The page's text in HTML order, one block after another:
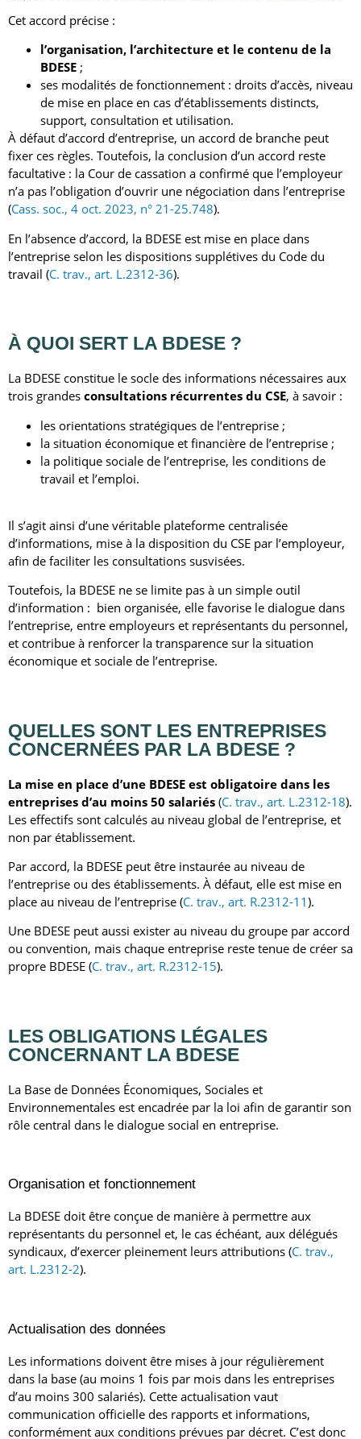
Cet accord précise :
l’organisation, l’architecture et le contenu de la
BDESE ;
ses modalités de fonctionnement : droits d’accès, niveau
de mise en place en cas d’établissements distincts,
support, consultation et utilisation.
À défaut d’accord d’entreprise, un accord de branche peut
fixer ces règles. Toutefois, la conclusion d’un accord reste
facultative : la Cour de cassation a confirmé que l’employeur
n’a pas l’obligation d’ouvrir une négociation dans l’entreprise
(Cass. soc., 4 oct. 2023, n° 21-25.748).
En l’absence d’accord, la BDESE est mise en place dans
l’entreprise selon les dispositions supplétives du Code du
travail (C. trav., art. L.2312-36).
À QUOI SERT LA BDESE ?
La BDESE constitue le socle des informations nécessaires aux
trois grandes consultations récurrentes du CSE, à savoir :
les orientations stratégiques de l’entreprise ;
la situation économique et financière de l’entreprise ;
la politique sociale de l’entreprise, les conditions de
travail et l’emploi.
Il s’agit ainsi d’une véritable plateforme centralisée
d’informations, mise à la disposition du CSE par l’employeur,
afin de faciliter les consultations susvisées.
Toutefois, la BDESE ne se limite pas à un simple outil
d’information : bien organisée, elle favorise le dialogue dans
l’entreprise, entre employeurs et représentants du personnel,
et contribue à renforcer la transparence sur la situation
économique et sociale de l’entreprise.
QUELLES SONT LES ENTREPRISES
CONCERNÉES PAR LA BDESE ?
La mise en place d’une BDESE est obligatoire dans les
entreprises d’au moins 50 salariés (C. trav., art. L.2312-18).
Les effectifs sont calculés au niveau global de l’entreprise, et
non par établissement.
Par accord, la BDESE peut être instaurée au niveau de
l’entreprise ou des établissements. À défaut, elle est mise en
place au niveau de l’entreprise (C. trav., art. R.2312-11).
Une BDESE peut aussi exister au niveau du groupe par accord
ou convention, mais chaque entreprise reste tenue de créer sa
propre BDESE (C. trav., art. R.2312-15).
LES OBLIGATIONS LÉGALES
CONCERNANT LA BDESE
La Base de Données Économiques, Sociales et
Environnementales est encadrée par la loi afin de garantir son
rôle central dans le dialogue social en entreprise.
Organisation et fonctionnement
La BDESE doit être conçue de manière à permettre aux
représentants du personnel et, le cas échéant, aux délégués
syndicaux, d’exercer pleinement leurs attributions (C. trav.,
art. L.2312-2).
Actualisation des données
Les informations doivent être mises à jour régulièrement
dans la base (au moins 1 fois par mois dans les entreprises
d’au moins 300 salariés). Cette actualisation vaut
communication officielle des rapports et informations,
conformément aux conditions prévues par décret. C’est donc